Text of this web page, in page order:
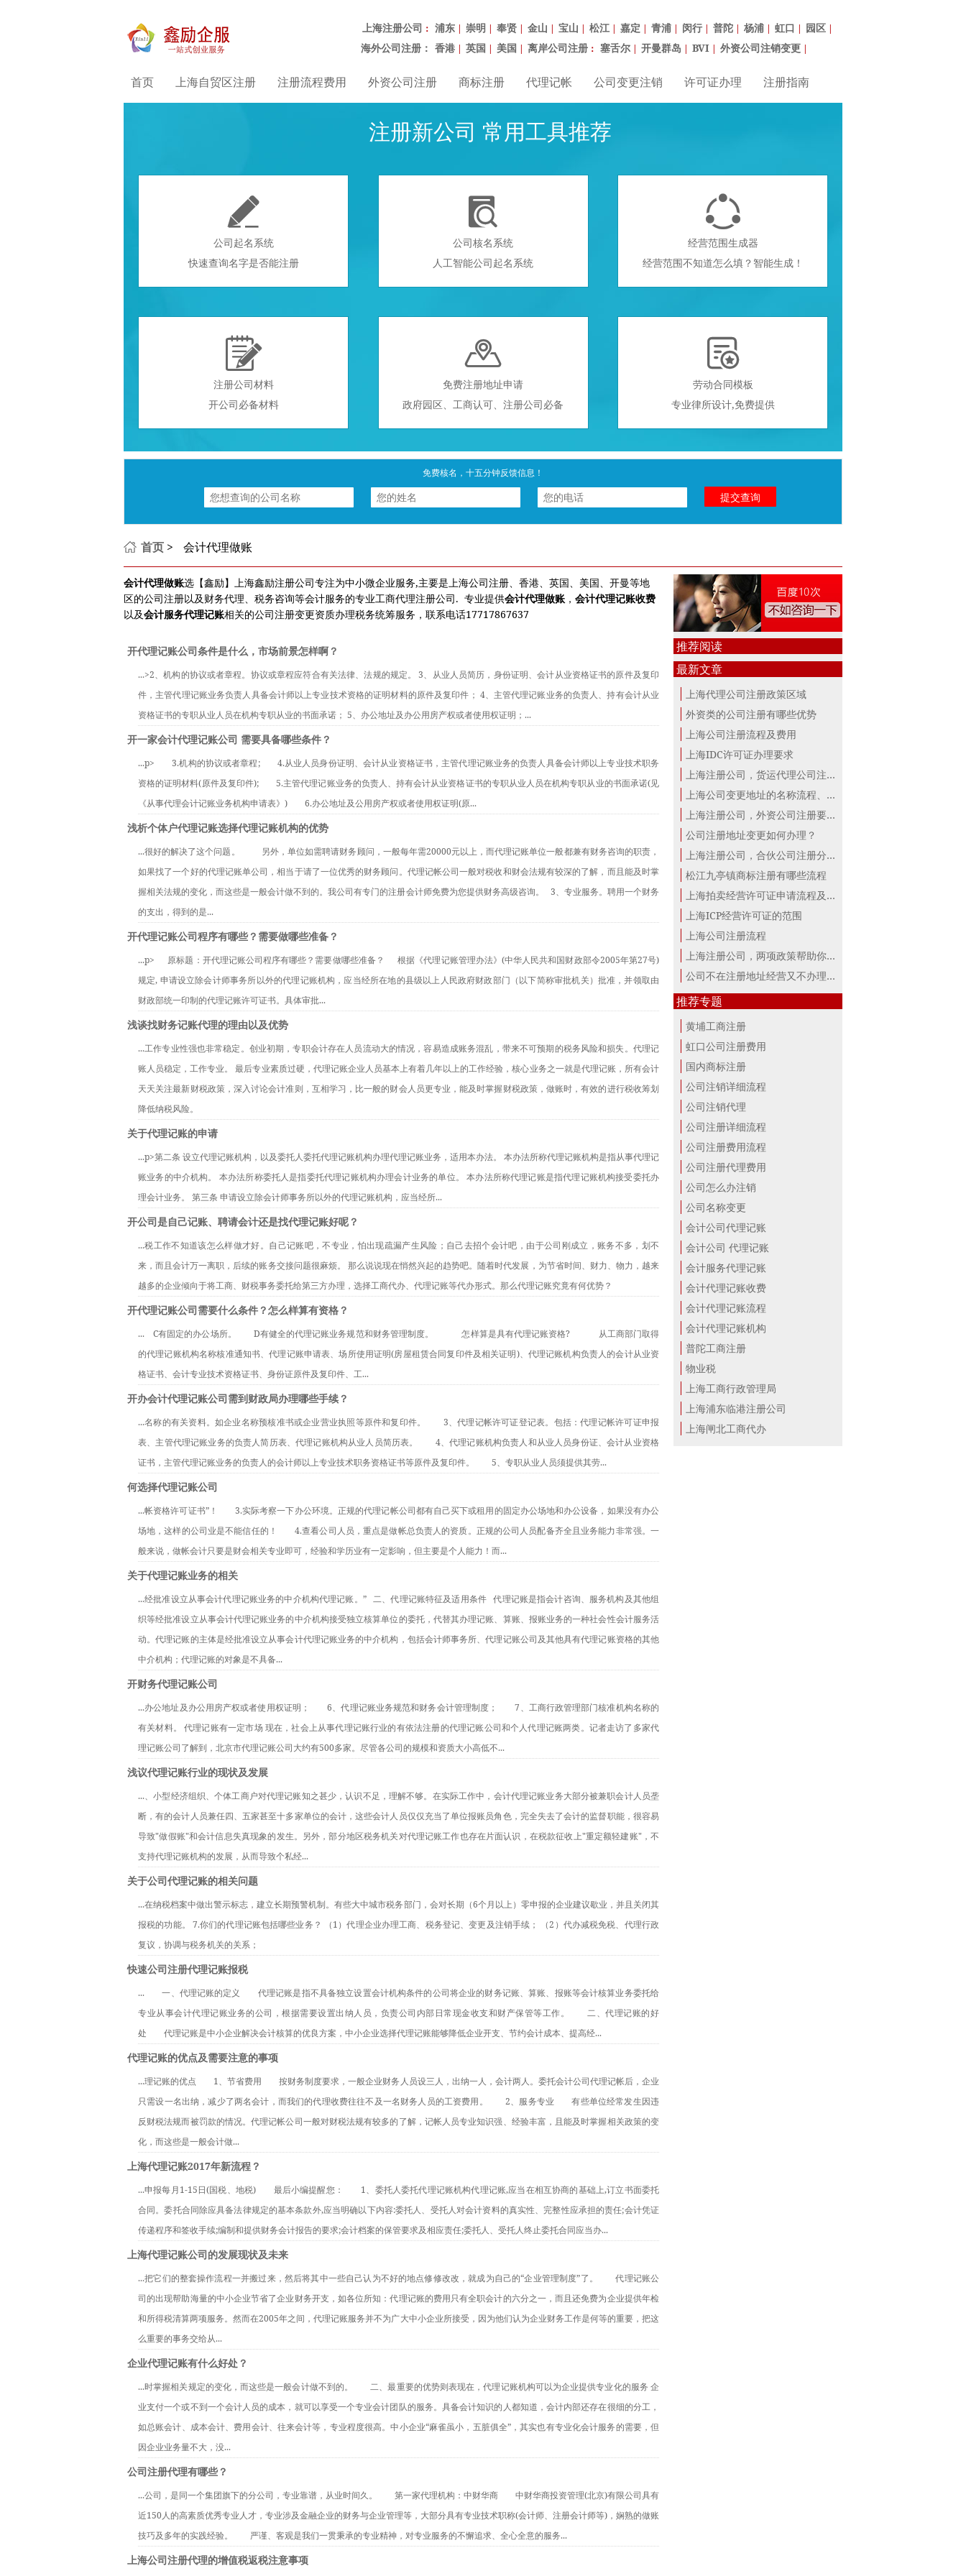
上海注册公司 ： 浦东 | 崇明 | 奉贤 | 金山 | 宝山 | 松江 | 嘉定 | 青浦 | 闵行 | 普陀 | 杨浦 | 虹口 | 园区 |
海外公司注册： 香港 | 英国 | 美国 | 离岸公司注册 ： 塞舌尔 | 开曼群岛 | BVI | 外资公司注销变更 |
首页 上海自贸区注册 注册流程费用 外资公司注册 商标注册 代理记帐 公司变更注销 许可证办理 注册指南
注册新公司 常用工具推荐

公司起名系统
快速查询名字是否能注册

公司核名系统
人工智能公司起名系统

经营范围生成器
经营范围不知道怎么填？智能生成！

注册公司材料
开公司必备材料

免费注册地址申请
政府园区、工商认可、注册公司必备

劳动合同模板
专业律所设计,免费提供
免费核名，十五分钟反馈信息！
首页 > 会计代理做账
会计代理做账选【鑫励】上海鑫励注册公司专注为中小微企业服务,主要是上海公司注册、香港、英国、美国、开曼等地
区的公司注册以及财务代理、税务咨询等会计服务的专业工商代理注册公司. 专业提供会计代理做账 ， 会计代理记账收费
以及会计服务代理记账相关的公司注册变更资质办理税务统筹服务，联系电话17717867637
开代理记账公司条件是什么，市场前景怎样啊？
...>2、机构的协议或者章程。协议或章程应符合有关法律、法规的规定。 3、从业人员简历，身份证明、会计从业资格证书的原件及复印
件，主管代理记账业务负责人具备会计师以上专业技术资格的证明材料的原件及复印件； 4、主管代理记账业务的负责人、持有会计从业
资格证书的专职从业人员在机构专职从业的书面承诺； 5、办公地址及办公用房产权或者使用权证明；...
开一家会计代理记账公司 需要具备哪些条件？
...p>　　3.机构的协议或者章程;　　4.从业人员身份证明、会计从业资格证书，主管代理记账业务的负责人具备会计师以上专业技术职务
资格的证明材料(原件及复印件);　　5.主管代理记账业务的负责人、持有会计从业资格证书的专职从业人员在机构专职从业的书面承诺(见
《从事代理会计记账业务机构申请表》)　　6.办公地址及公用房产权或者使用权证明(原...
浅析个体户代理记账选择代理记账机构的优势
...很好的解决了这个问题。          另外，单位如需聘请财务顾问，一般每年需20000元以上，而代理记账单位一般都兼有财务咨询的职责，
如果找了一个好的代理记账单公司，相当于请了一位优秀的财务顾问。代理记帐公司一般对税收和财会法规有较深的了解，而且能及时掌
握相关法规的变化，而这些是一般会计做不到的。我公司有专门的注册会计师免费为您提供财务高级咨询。   3、专业服务。聘用一个财务
的支出，得到的是...
开代理记账公司程序有哪些？需要做哪些准备？
...p>      原标题：开代理记账公司程序有哪些？需要做哪些准备？      根据《代理记账管理办法》(中华人民共和国财政部令2005年第27号)
规定, 申请设立除会计师事务所以外的代理记账机构，应当经所在地的县级以上人民政府财政部门（以下简称审批机关）批准，并领取由
财政部统一印制的代理记账许可证书。具体审批...
浅谈找财务记账代理的理由以及优势
...工作专业性强也非常稳定。创业初期，专职会计存在人员流动大的情况，容易造成账务混乱，带来不可预期的税务风险和损失。代理记
账人员稳定，工作专业。 最后专业素质过硬，代理记账企业人员基本上有着几年以上的工作经验，核心业务之一就是代理记账，所有会计
天天关注最新财税政策，深入讨论会计准则，互相学习，比一般的财会人员更专业，能及时掌握财税政策，做账时，有效的进行税收筹划
降低纳税风险。
关于代理记账的申请
...p>第二条 设立代理记账机构，以及委托人委托代理记账机构办理代理记账业务，适用本办法。 本办法所称代理记账机构是指从事代理记
账业务的中介机构。 本办法所称委托人是指委托代理记账机构办理会计业务的单位。 本办法所称代理记账是指代理记账机构接受委托办
理会计业务。 第三条 申请设立除会计师事务所以外的代理记账机构，应当经所...
开公司是自己记账、聘请会计还是找代理记账好呢？
...税工作不知道该怎么样做才好。自己记账吧，不专业，怕出现疏漏产生风险；自己去招个会计吧，由于公司刚成立，账务不多，划不
来，而且会计万一离职，后续的账务交接问题很麻烦。 那么说说现在悄然兴起的趋势吧。随着时代发展，为节省时间、财力、物力，越来
越多的企业倾向于将工商、财税事务委托给第三方办理，选择工商代办、代理记账等代办形式。那么代理记账究竟有何优势？
开代理记账公司需要什么条件？怎么样算有资格？
...　C有固定的办公场所。　　D有健全的代理记账业务规范和财务管理制度。　　     怎样算是具有代理记账资格?　　     从工商部门取得
的代理记账机构名称核准通知书、代理记账申请表、场所使用证明(房屋租赁合同复印件及相关证明)、代理记账机构负责人的会计从业资
格证书、会计专业技术资格证书、身份证原件及复印件、工...
开办会计代理记账公司需到财政局办理哪些手续？
...名称的有关资料。如企业名称预核准书或企业营业执照等原件和复印件。　　3、代理记帐许可证登记表。包括：代理记帐许可证申报
表、主管代理记账业务的负责人简历表、代理记账机构从业人员简历表。　　4、代理记账机构负责人和从业人员身份证、会计从业资格
证书，主管代理记账业务的负责人的会计师以上专业技术职务资格证书等原件及复印件。　　5、专职从业人员须提供其劳...
何选择代理记账公司
...帐资格许可证书”！　　3.实际考察一下办公环境。正规的代理记帐公司都有自己买下或租用的固定办公场地和办公设备，如果没有办公
场地，这样的公司业是不能信任的！　　4.查看公司人员，重点是做帐总负责人的资质。正规的公司人员配备齐全且业务能力非常强。一
般来说，做帐会计只要是财会相关专业即可，经验和学历业有一定影响，但主要是个人能力！而...
关于代理记账业务的相关
...经批准设立从事会计代理记账业务的中介机构代理记账。”   二、代理记账特征及适用条件   代理记账是指会计咨询、服务机构及其他组
织等经批准设立从事会计代理记账业务的中介机构接受独立核算单位的委托，代替其办理记账、算账、报账业务的一种社会性会计服务活
动。代理记账的主体是经批准设立从事会计代理记账业务的中介机构，包括会计师事务所、代理记账公司及其他具有代理记账资格的其他
中介机构；代理记账的对象是不具备...
开财务代理记账公司
...办公地址及办公用房产权或者使用权证明；　　6、代理记账业务规范和财务会计管理制度；　　7、工商行政管理部门核准机构名称的
有关材料。 代理记账有一定市场 现在，社会上从事代理记账行业的有依法注册的代理记账公司和个人代理记账两类。记者走访了多家代
理记账公司了解到，北京市代理记账公司大约有500多家。尽管各公司的规模和资质大小高低不...
浅议代理记账行业的现状及发展
...、小型经济组织、个体工商户对代理记账知之甚少，认识不足，理解不够。在实际工作中，会计代理记账业务大部分被兼职会计人员垄
断，有的会计人员兼任四、五家甚至十多家单位的会计，这些会计人员仅仅充当了单位报账员角色，完全失去了会计的监督职能，很容易
导致"做假账"和会计信息失真现象的发生。另外，部分地区税务机关对代理记账工作也存在片面认识，在税款征收上"重定额轻建账"，不
支持代理记账机构的发展，从而导致个私经...
关于公司代理记账的相关问题
...在纳税档案中做出警示标志，建立长期预警机制。有些大中城市税务部门，会对长期（6个月以上）零申报的企业建议歇业，并且关闭其
报税的功能。 7.你们的代理记账包括哪些业务？ （1）代理企业办理工商、税务登记、变更及注销手续； （2）代办减税免税、代理行政
复议，协调与税务机关的关系；
快速公司注册代理记账报税
...　　一、代理记账的定义　　代理记账是指不具备独立设置会计机构条件的公司将企业的财务记账、算账、报账等会计核算业务委托给
专业从事会计代理记账业务的公司，根据需要设置出纳人员，负责公司内部日常现金收支和财产保管等工作。　　二、代理记账的好
处　　代理记账是中小企业解决会计核算的优良方案，中小企业选择代理记账能够降低企业开支、节约会计成本、提高经...
代理记账的优点及需要注意的事项
...理记账的优点　　1、节省费用　　按财务制度要求，一般企业财务人员设三人，出纳一人，会计两人。委托会计公司代理记帐后，企业
只需设一名出纳，减少了两名会计，而我们的代理收费往往不及一名财务人员的工资费用。　　2、服务专业　　有些单位经常发生因违
反财税法规而被罚款的情况。代理记帐公司一般对财税法规有较多的了解，记帐人员专业知识强、经验丰富，且能及时掌握相关政策的变
化，而这些是一般会计做...
上海代理记账2017年新流程？
...申报每月1-15日(国税、地税)　　最后小编提醒您：　　1、委托人委托代理记账机构代理记账,应当在相互协商的基础上,订立书面委托
合同。委托合同除应具备法律规定的基本条款外,应当明确以下内容:委托人、受托人对会计资料的真实性、完整性应承担的责任;会计凭证
传递程序和签收手续;编制和提供财务会计报告的要求;会计档案的保管要求及相应责任;委托人、受托人终止委托合同应当办...
上海代理记账公司的发展现状及未来
...把它们的整套操作流程一并搬过来，然后将其中一些自己认为不好的地点修修改改，就成为自己的“企业管理制度”了。　　代理记账公
司的出现帮助海量的中小企业节省了企业财务开支，如各位所知：代理记账的费用只有全职会计的六分之一，而且还免费为企业提供年检
和所得税清算两项服务。然而在2005年之间，代理记账服务并不为广大中小企业所接受，因为他们认为企业财务工作是何等的重要，把这
么重要的事务交给从...
企业代理记账有什么好处？
...时掌握相关规定的变化，而这些是一般会计做不到的。　　二、最重要的优势则表现在，代理记账机构可以为企业提供专业化的服务 企
业支付一个或不到一个会计人员的成本，就可以享受一个专业会计团队的服务。具备会计知识的人都知道，会计内部还存在很细的分工，
如总账会计、成本会计、费用会计、往来会计等，专业程度很高。中小企业“麻雀虽小，五脏俱全”，其实也有专业化会计服务的需要，但
因企业业务量不大，没...
公司注册代理有哪些？
...公司，是同一个集团旗下的分公司，专业靠谱，从业时间久。　　第一家代理机构：中财华商　　中财华商投资管理(北京)有限公司具有
近150人的高素质优秀专业人才，专业涉及金融企业的财务与企业管理等，大部分具有专业技术职称(会计师、注册会计师等)，娴熟的做账
技巧及多年的实践经验。　　严谨、客观是我们一贯秉承的专业精神，对专业服务的不懈追求、全心全意的服务...
上海公司注册代理的增值税返税注意事项
推荐阅读
最新文章
上海代理公司注册政策区域
外资类的公司注册有哪些优势
上海公司注册流程及费用
上海IDC许可证办理要求
上海注册公司，货运代理公司注册条件！
上海公司变更地址的名称流程、材料、...
上海注册公司，外资公司注册要点！
公司注册地址变更如何办理？
上海注册公司，合伙公司注册分析！
松江九亭镇商标注册有哪些流程
上海拍卖经营许可证申请流程及材料
上海ICP经营许可证的范围
上海公司注册流程
上海注册公司，两项政策帮助你最大。
公司不在注册地址经营又不办理变更，...
推荐专题
黄埔工商注册
虹口公司注册费用
国内商标注册
公司注销详细流程
公司注销代理
公司注册详细流程
公司注册费用流程
公司注册代理费用
公司怎么办注销
公司名称变更
会计公司代理记账
会计公司 代理记账
会计服务代理记账
会计代理记账收费
会计代理记账流程
会计代理记账机构
普陀工商注册
物业税
上海工商行政管理局
上海浦东临港注册公司
上海闸北工商代办